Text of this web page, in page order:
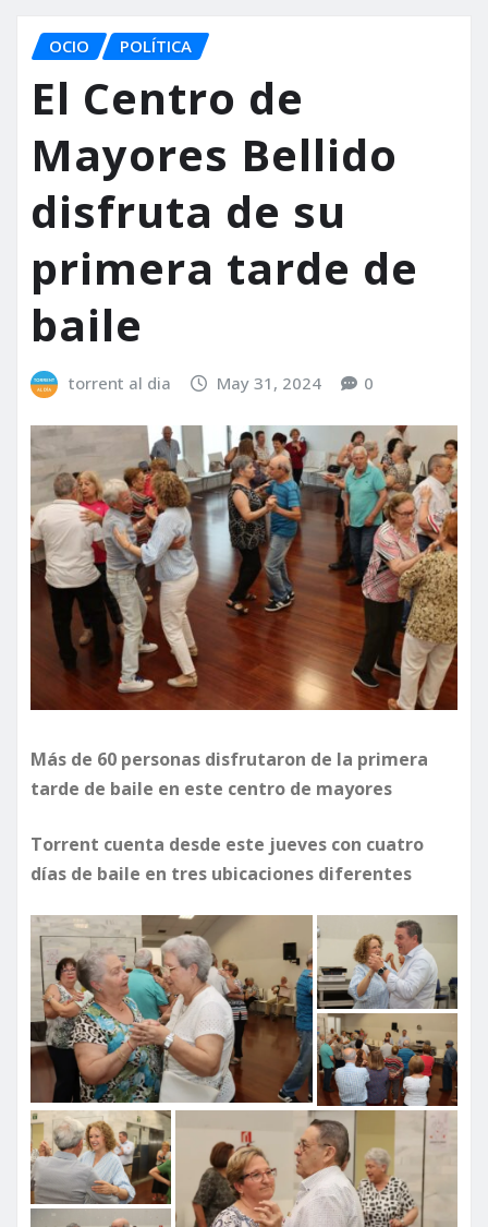
OCIO POLÍTICA
El Centro de
Mayores Bellido
disfruta de su
primera tarde de
baile
torrent al dia May 31, 2024 0
Más de 60 personas disfrutaron de la primera
tarde de baile en este centro de mayores
Torrent cuenta desde este jueves con cuatro
días de baile en tres ubicaciones diferentes